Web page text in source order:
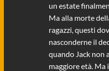
un estate
Ma alla morte
ragazzi, questi
nasconderne il
quando Jack non
maggiore età. Ma